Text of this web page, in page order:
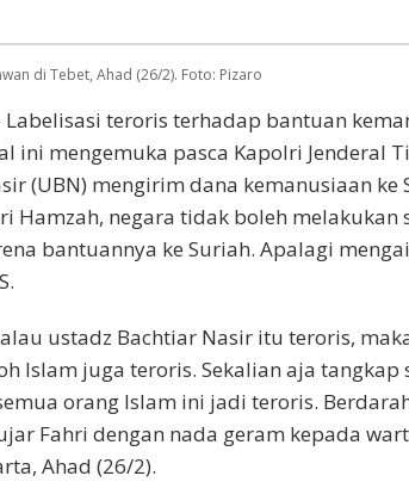
di Tebet, Ahad (26/2). Foto: Pizaro
Labelisasi teroris terhadap bantuan
ini mengemuka pasca Kapolri Jenderal
(UBN) mengirim dana kemanusiaan ke
Hamzah, negara tidak boleh melakukan
bantuannya ke Suriah. Apalagi
ustadz Bachtiar Nasir itu teroris,
Islam juga teroris. Sekalian aja tangkap
orang Islam ini jadi teroris.
Fahri dengan nada geram kepada
Ahad (26/2).